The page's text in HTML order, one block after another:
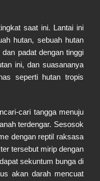
saat ini. Lantai ini
hutan, sebuah hutan
padat dengan tinggi
ini, dan suasananya
seperti hutan tropis
cari tangga menuju
terdengar. Sesosok
dengan reptil raksasa
tersebut mirip dengan
sekuntum bunga di
akan darah mencuat